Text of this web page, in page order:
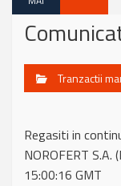
Tranzactii
Regasiti in
NOROFERT
15:00:16 GMT